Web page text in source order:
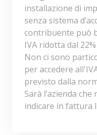
installazione di
senza sistema
contribuente può
IVA ridotta dal 22%
Non ci sono
per accedere
previsto dalla
Sarà l’azienda
indicare in fattura